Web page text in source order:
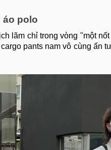
áo polo
lãm chỉ trong vòng "một
pants nam vô cùng ấn